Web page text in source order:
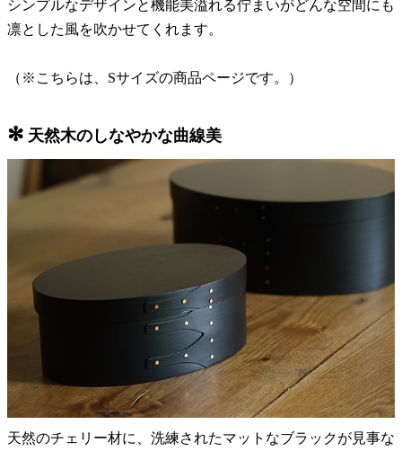
シンプルなデザインと機能美溢れる佇まいがどんな空間にも
凛とした風を吹かせてくれます。
（※こちらは、Sサイズの商品ページです。）
✻ 天然木のしなやかな曲線美
天然のチェリー材に、洗練されたマットなブラックが見事な